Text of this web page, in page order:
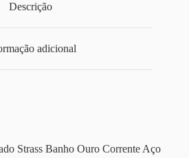
Descrição
adicional
Strass Banho Ouro Corrente Aço